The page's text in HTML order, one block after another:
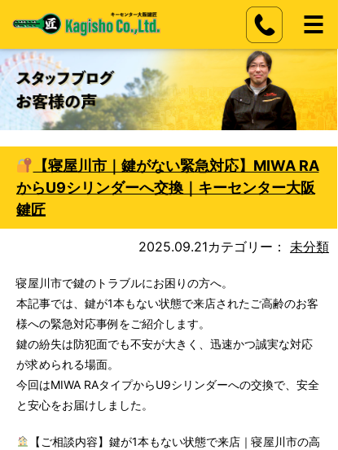
【寝屋川市｜鍵がない緊急対応】MIWA RA
からU9シリンダーへ交換｜キーセンター大阪
鍵匠
2025.09.21カテゴリー： 未分類
寝屋川市で鍵のトラブルにお困りの方へ。
本記事では、鍵が1本もない状態で来店されたご高齢のお客
様への緊急対応事例をご紹介します。
鍵の紛失は防犯面でも不安が大きく、迅速かつ誠実な対応
が求められる場面。
今回はMIWA RAタイプからU9シリンダーへの交換で、安全
と安心をお届けしました。
【ご相談内容】鍵が1本もない状態で来店｜寝屋川市の高